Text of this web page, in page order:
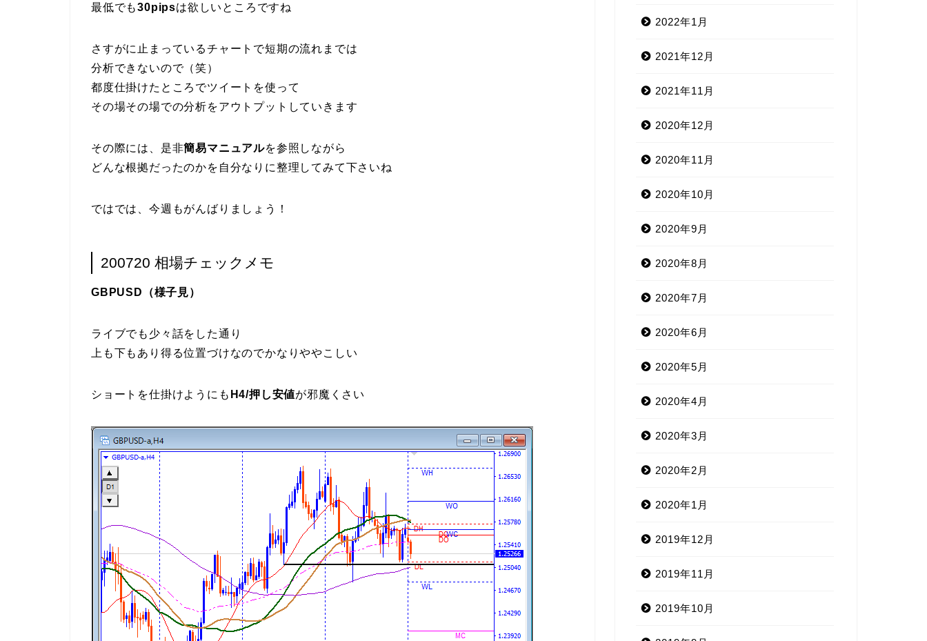
最低でも30pipsは欲しいところですね
さすがに止まっているチャートで短期の流れまでは
分析できないので（笑）
都度仕掛けたところでツイートを使って
その場その場での分析をアウトプットしていきます
その際には、是非簡易マニュアルを参照しながら
どんな根拠だったのかを自分なりに整理してみて下さいね
ではでは、今週もがんばりましょう！
200720 相場チェックメモ
GBPUSD（様子見）
ライブでも少々話をした通り
上も下もあり得る位置づけなのでかなりややこしい
ショートを仕掛けようにも H4/押し安値が邪魔くさい
2022年1月
2021年12月
2021年11月
2020年12月
2020年11月
2020年10月
2020年9月
2020年8月
2020年7月
2020年6月
2020年5月
2020年4月
2020年3月
2020年2月
2020年1月
2019年12月
2019年11月
2019年10月